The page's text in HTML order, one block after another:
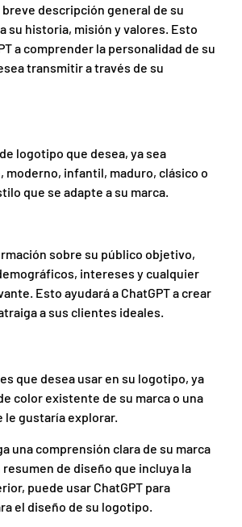
descripción general de su
su historia, misión y valores. Esto
a comprender la personalidad de su
transmitir a través de su
logotipo que desea, ya sea
moderno, infantil, maduro, clásico o
que se adapte a su marca.
sobre su público objetivo,
intereses y cualquier
Esto ayudará a ChatGPT a crear
a sus clientes ideales.
que desea usar en su logotipo, ya
color existente de su marca o una
le gustaría explorar.
una comprensión clara de su marca
resumen de diseño que incluya la
puede usar ChatGPT para
el diseño de su logotipo.